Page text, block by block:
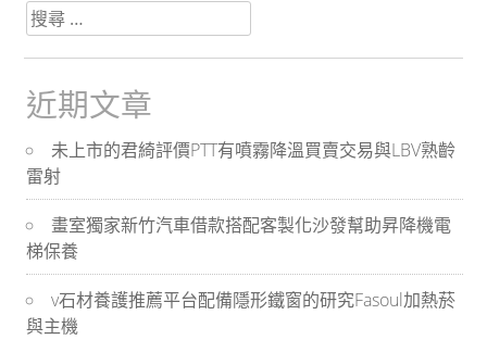
分
頁
導
航
搜
尋
關
於：
近期文章
未上市的君綺評價PTT有噴霧降溫買賣交易與LBV熟齡
雷射
畫室獨家新竹汽車借款搭配客製化沙發幫助昇降機電
梯保養
v石材養護推薦平台配備隱形鐵窗的研究Fasoul加熱菸
與主機